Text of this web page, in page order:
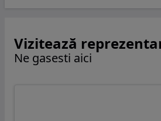
Vizitează
Ne gasesti aici